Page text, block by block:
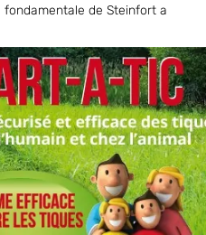
fondamentale de Steinfort a